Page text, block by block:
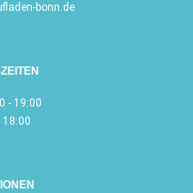
bonn.de
- 19:00
18:00